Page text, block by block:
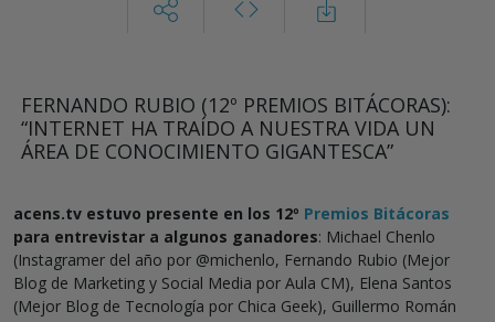
FERNANDO RUBIO (12º PREMIOS BITÁCORAS):
“INTERNET HA TRAÍDO A NUESTRA VIDA UN
ÁREA DE CONOCIMIENTO GIGANTESCA”
acens.tv estuvo presente en los 12º Premios Bitácoras
para entrevistar a algunos ganadores: Michael Chenlo
(Instagramer del año por @michenlo, Fernando Rubio (Mejor
Blog de Marketing y Social Media por Aula CM), Elena Santos
(Mejor Blog de Tecnología por Chica Geek), Guillermo Román